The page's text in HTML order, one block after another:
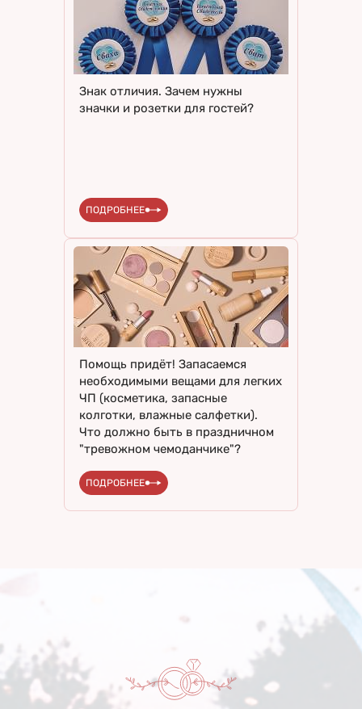
Знак отличия. Зачем нужны
значки и розетки для гостей?
ПОДРОБНЕЕ
Помощь придёт! Запасаемся
необходимыми вещами для легких
ЧП (косметика, запасные
колготки, влажные салфетки).
Что должно быть в праздничном
"тревожном чемоданчике"?
ПОДРОБНЕЕ